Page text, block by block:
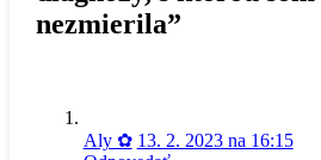
nezmierila”
Aly ✿ 13. 2. 2023 na 16:15